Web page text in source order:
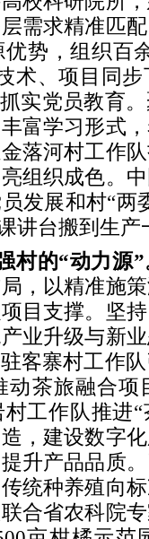
需求精准匹
势，组织百
术、项目同
实党员教育
富学习形式
落河村工作
组织成色。
发展和村“两
讲台搬到生产
村的“动力源
，以精准施
目支撑。坚
业升级与新
客寨村工作
动茶旅融合
工作队推进
，建设数字
升产品品质
统种养殖向
合省农科院